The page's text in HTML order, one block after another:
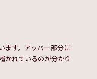
ます。アッパー部分に
かれているのが分かり